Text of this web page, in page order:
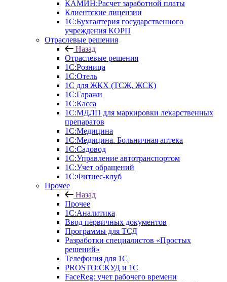
КАМИН:Расчет заработной платы
Клиентские лицензии
1С:Бухгалтерия государственного
учреждения КОРП
Отраслевые решения
Назад
Отраслевые решения
1С:Розница
1С:Отель
1С для ЖКХ (ТСЖ, ЖСК)
1С:Гаражи
1С:Касса
1С:МДЛП для маркировки лекарственных
препаратов
1С:Медицина
1С:Медицина. Больничная аптека
1С:Садовод
1С:Управление автотранспортом
1С:Учет обращений
1С:Фитнес-клуб
Прочее
Назад
Прочее
1С:Аналитика
Ввод первичных документов
Программы для ТСД
Разработки специалистов «Простых
решений»
Телефония для 1С
PROSTO:СКУД и 1С
FaceReg: учет рабочего времени